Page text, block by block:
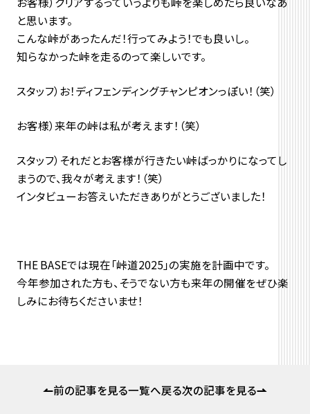
と思います。
こんな峠があったんだ！行ってみよう！でも良いし。
知らなかった峠を走るのって楽しいです。
スタッフ）お！ディフェンディングチャンピオンっぽい！（笑）
お客様）来年の峠は私が考えます！（笑）
スタッフ）それだとお客様が行きたい峠ばっかりになってし
まうので、我々が考えます！（笑）
インタビューお答えいただきありがとうございました！
THE BASEでは現在「峠道2025」の実施を計画中です。
今年参加された方も、そうでない方も来年の開催をぜひ楽
しみにお待ちくださいませ！
前の記事を見る一覧へ戻る次の記事を見る